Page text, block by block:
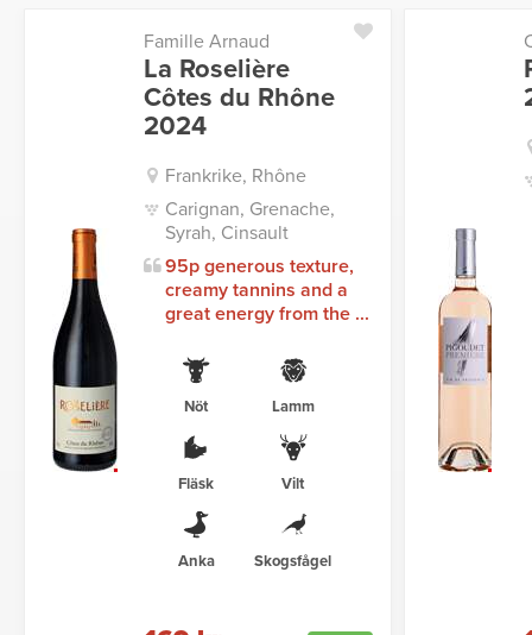
Famille Arnaud
La Roselière
Côtes du Rhône
2024
Frankrike, Rhône
Carignan, Grenache,
Syrah, Cinsault
95p generous texture,
creamy tannins and a
great energy from the ...
Nöt Lamm
Fläsk Vilt
Anka Skogsfågel